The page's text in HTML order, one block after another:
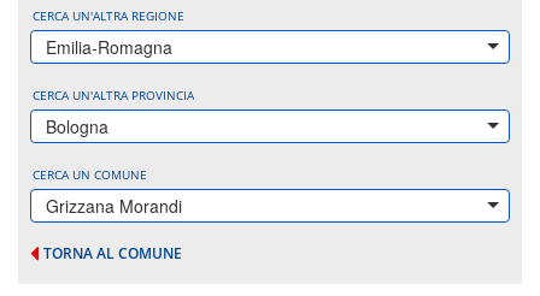
CERCA UN'ALTRA REGIONE
Emilia-Romagna
CERCA UN'ALTRA PROVINCIA
Bologna
CERCA UN COMUNE
Grizzana Morandi
TORNA AL COMUNE